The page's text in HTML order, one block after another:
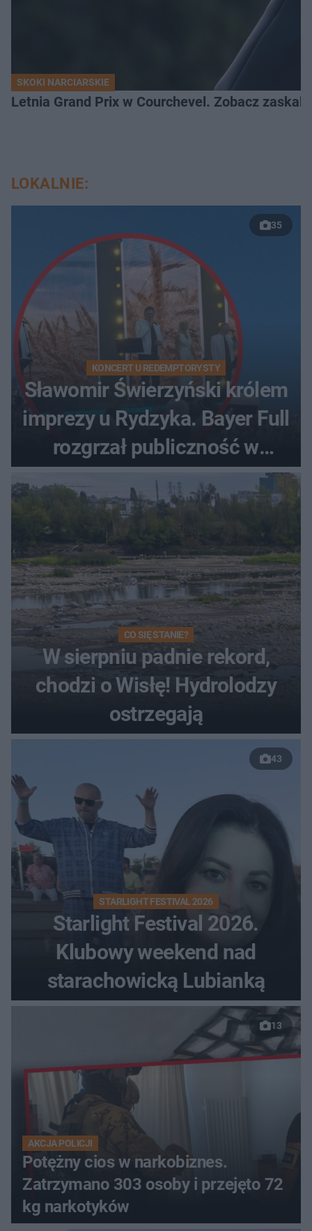
SKOKI NARCIARSKIE
Letnia Grand Prix w Courchevel. Zobacz
LOKALNIE:
35
KONCERT U REDEMPTORYSTY
Sławomir Świerzyński królem
imprezy u Rydzyka. Bayer Full
rozgrzał publiczność w
Toruniu
CO SIĘ STANIE?
W sierpniu padnie rekord,
chodzi o Wisłę! Hydrolodzy
ostrzegają
43
STARLIGHT FESTIVAL 2026
Starlight Festival 2026.
Klubowy weekend nad
starachowicką Lubianką
13
AKCJA POLICJI
Potężny cios w narkobiznes.
Zatrzymano 303 osoby i przejęto 72
kg narkotyków